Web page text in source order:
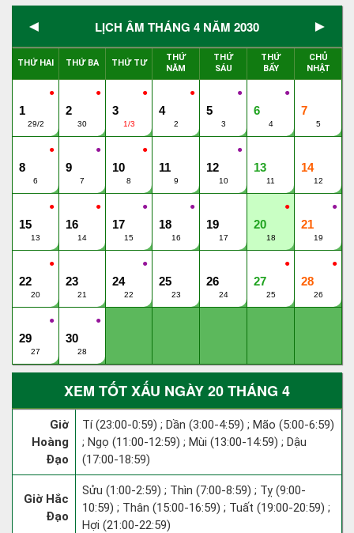
◄ LỊCH ÂM THÁNG 4 NĂM 2030 ►
THỨ HAI THỨ BA THỨ TƯ
THỨ
NĂM
THỨ
SÁU
THỨ
BẨY
CHỦ
NHẬT
●
1
29/2
●
2
30
●
3
1/3
●
4
2
●
5
3
●
6
4
7
5
●
8
6
●
9
7
●
10
8
11
9
●
12
10
13
11
14
12
●
15
13
●
16
14
●
17
15
●
18
16
19
17
●
20
18
●
21
19
●
22
20
23
21
●
24
22
25
23
26
24
●
27
25
●
28
26
●
29
27
●
30
28
XEM TỐT XẤU NGÀY 20 THÁNG 4
Giờ
Hoàng
Đạo
Tí (23:00-0:59) ; Dần (3:00-4:59) ; Mão (5:00-6:59)
; Ngọ (11:00-12:59) ; Mùi (13:00-14:59) ; Dậu
(17:00-18:59)
Giờ Hắc
Đạo
Sửu (1:00-2:59) ; Thìn (7:00-8:59) ; Tỵ (9:00-
10:59) ; Thân (15:00-16:59) ; Tuất (19:00-20:59) ;
Hợi (21:00-22:59)